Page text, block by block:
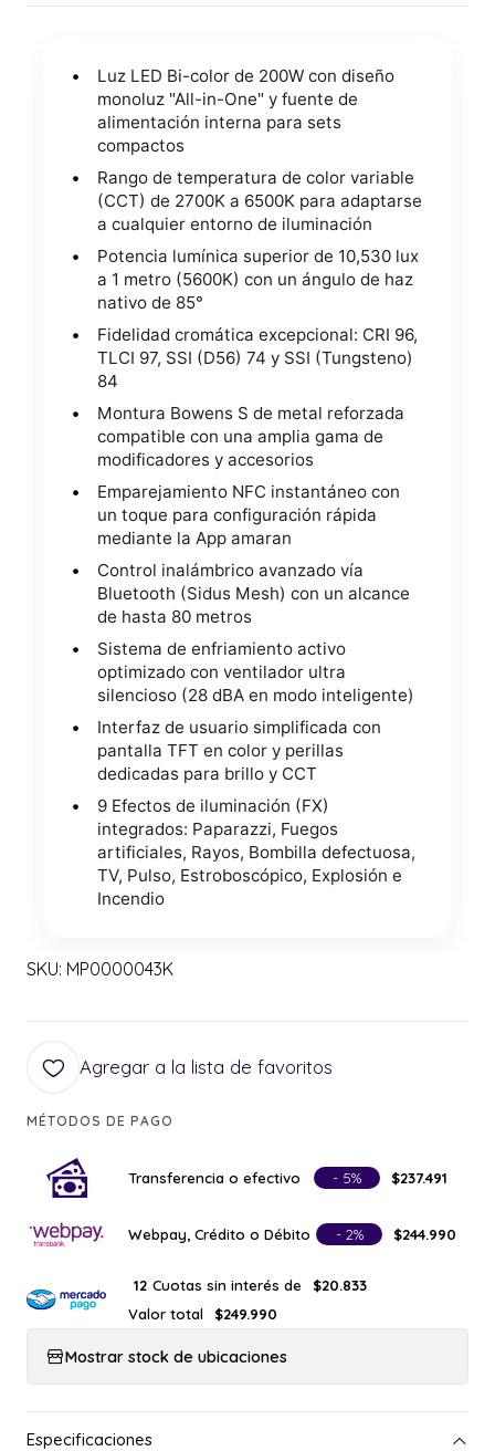
Luz LED Bi-color de 200W con diseño
monoluz "All-in-One" y fuente de
alimentación interna para sets
compactos
Rango de temperatura de color variable
(CCT) de 2700K a 6500K para adaptarse
a cualquier entorno de iluminación
Potencia lumínica superior de 10,530 lux
a 1 metro (5600K) con un ángulo de haz
nativo de 85°
Fidelidad cromática excepcional: CRI 96,
TLCI 97, SSI (D56) 74 y SSI (Tungsteno)
84
Montura Bowens S de metal reforzada
compatible con una amplia gama de
modificadores y accesorios
Emparejamiento NFC instantáneo con
un toque para configuración rápida
mediante la App amaran
Control inalámbrico avanzado vía
Bluetooth (Sidus Mesh) con un alcance
de hasta 80 metros
Sistema de enfriamiento activo
optimizado con ventilador ultra
silencioso (28 dBA en modo inteligente)
Interfaz de usuario simplificada con
pantalla TFT en color y perillas
dedicadas para brillo y CCT
9 Efectos de iluminación (FX)
integrados: Paparazzi, Fuegos
artificiales, Rayos, Bombilla defectuosa,
TV, Pulso, Estroboscópico, Explosión e
Incendio
SKU: MP0000043K
Agregar a la lista de favoritos
MÉTODOS DE PAGO
Transferencia o efectivo - 5% $237.491
Webpay, Crédito o Débito - 2% $244.990
12 Cuotas sin interés de
$20.833
Valor total
$249.990
Mostrar stock de ubicaciones